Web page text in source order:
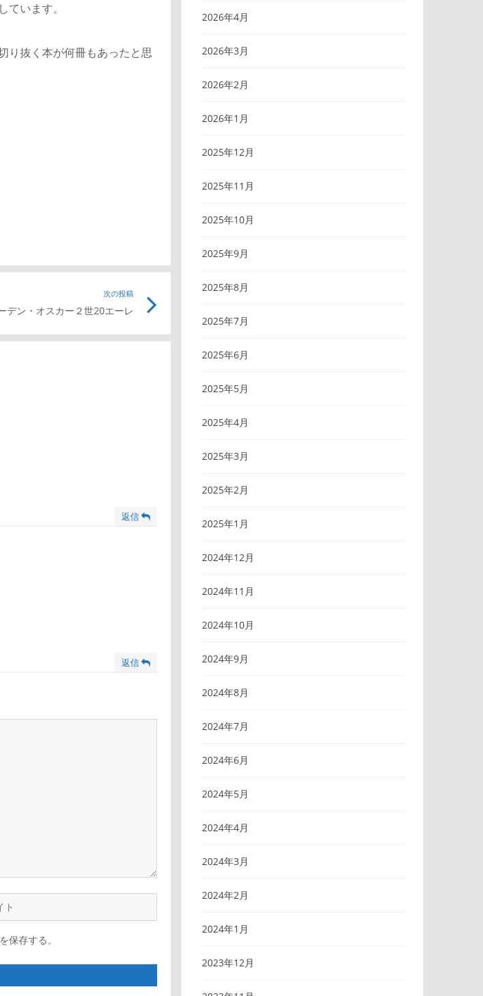
います。
り抜く本が何冊もあったと思
次の投稿
デン・オスカー２世20エーレ
記
返信
返信
保存する。
2026年4月
2026年3月
2026年2月
2026年1月
2025年12月
2025年11月
2025年10月
2025年9月
2025年8月
2025年7月
2025年6月
2025年5月
2025年4月
2025年3月
2025年2月
2025年1月
2024年12月
2024年11月
2024年10月
2024年9月
2024年8月
2024年7月
2024年6月
2024年5月
2024年4月
2024年3月
2024年2月
2024年1月
2023年12月